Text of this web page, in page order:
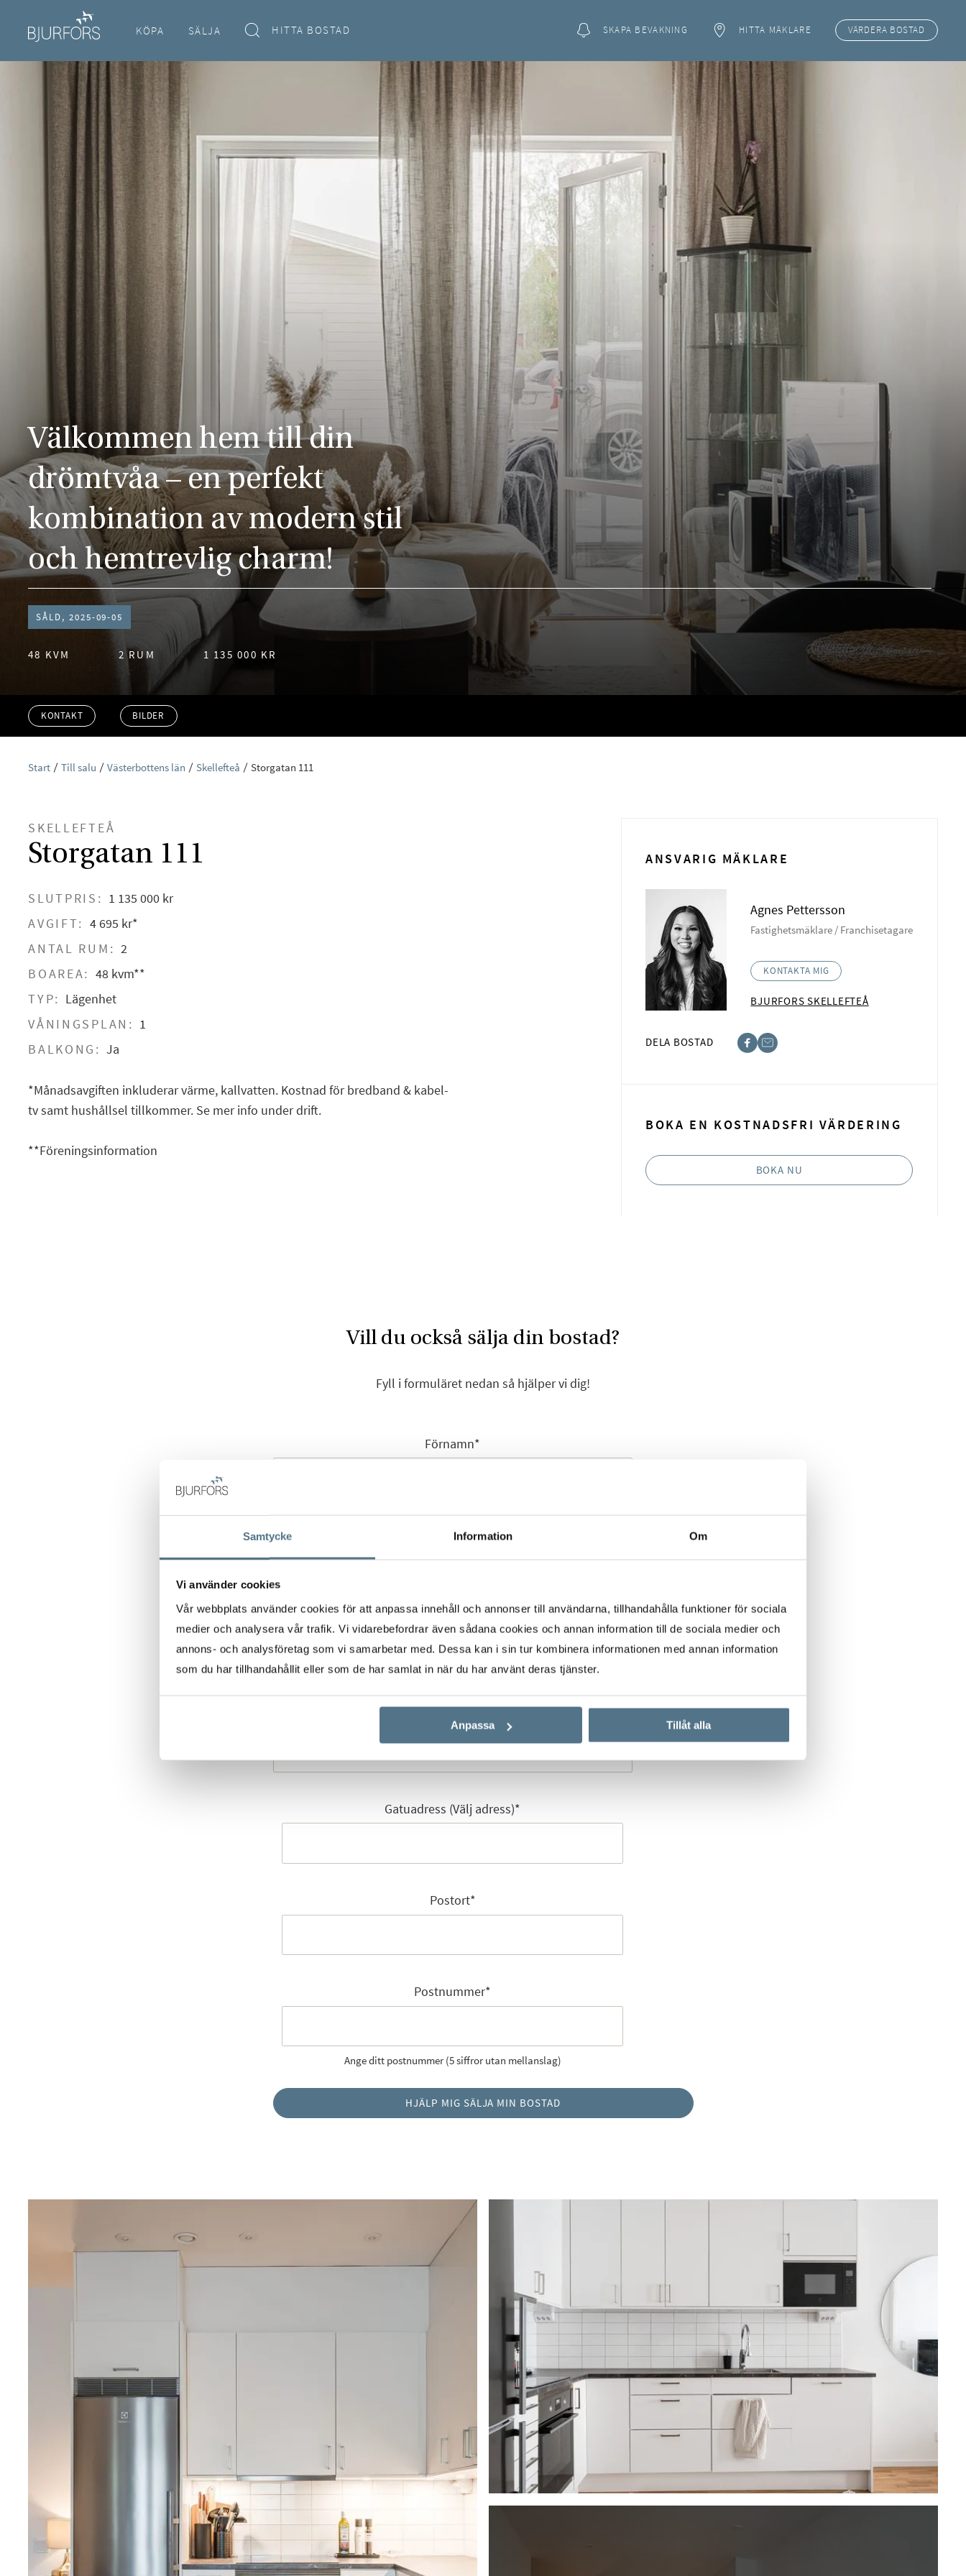
Samtycke Information Om
Vi använder cookies
Vår webbplats använder cookies för att anpassa innehåll och annonser till användarna, tillhandahålla funktioner för sociala
medier och analysera vår trafik. Vi vidarebefordrar även sådana cookies och annan information till de sociala medier och
annons- och analysföretag som vi samarbetar med. Dessa kan i sin tur kombinera informationen med annan information
som du har tillhandahållit eller som de har samlat in när du har använt deras tjänster.
Anpassa Tillåt alla
KÖPA SÄLJA HITTA BOSTAD SKAPA BEVAKNING HITTA MÄKLARE VÄRDERA BOSTAD
Välkommen hem till din
drömtvåa – en perfekt
kombination av modern stil
och hemtrevlig charm!
SÅLD, 2025-09-05
48 KVM 2 RUM 1 135 000 KR
KONTAKT BILDER
Start Till salu Västerbottens län Skellefteå Storgatan 111
SKELLEFTEÅ
Storgatan 111
SLUTPRIS: 1 135 000 kr
AVGIFT: 4 695 kr*
ANTAL RUM: 2
BOAREA: 48 kvm**
TYP: Lägenhet
VÅNINGSPLAN: 1
BALKONG: Ja
*Månadsavgiften inkluderar värme, kallvatten. Kostnad för bredband & kabel-
tv samt hushållsel tillkommer. Se mer info under drift.
**Föreningsinformation
ANSVARIG MÄKLARE
Agnes Pettersson
Fastighetsmäklare / Franchisetagare
KONTAKTA MIG
BJURFORS SKELLEFTEÅ
DELA BOSTAD
BOKA EN KOSTNADSFRI VÄRDERING
BOKA NU
Vill du också sälja din bostad?
Fyll i formuläret nedan så hjälper vi dig!
Förnamn*
Efternamn*
Mobilnummer*
E-post
Gatuadress (Välj adress)*
Postort*
Postnummer*
Ange ditt postnummer (5 siffror utan mellanslag)